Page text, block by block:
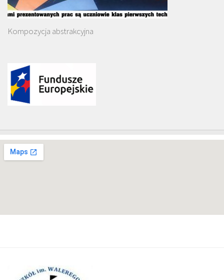
Kompozycja abstrakcyjna